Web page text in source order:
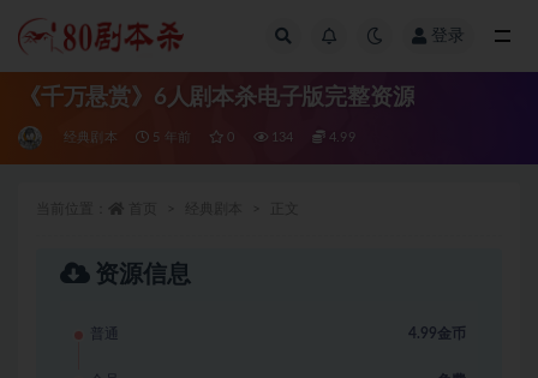
登录
《千万悬赏》6人剧本杀电子版完整资源
经典剧本 5 年前 0 134 4.99
资源信息
普通 4.99金币